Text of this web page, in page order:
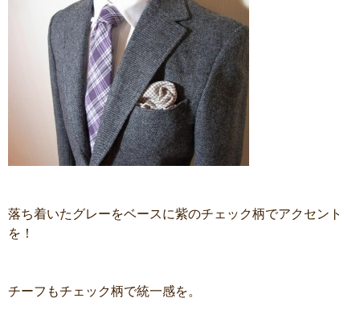
落ち着いたグレーをベースに紫のチェック柄でアクセント
を！
チーフもチェック柄で統一感を。